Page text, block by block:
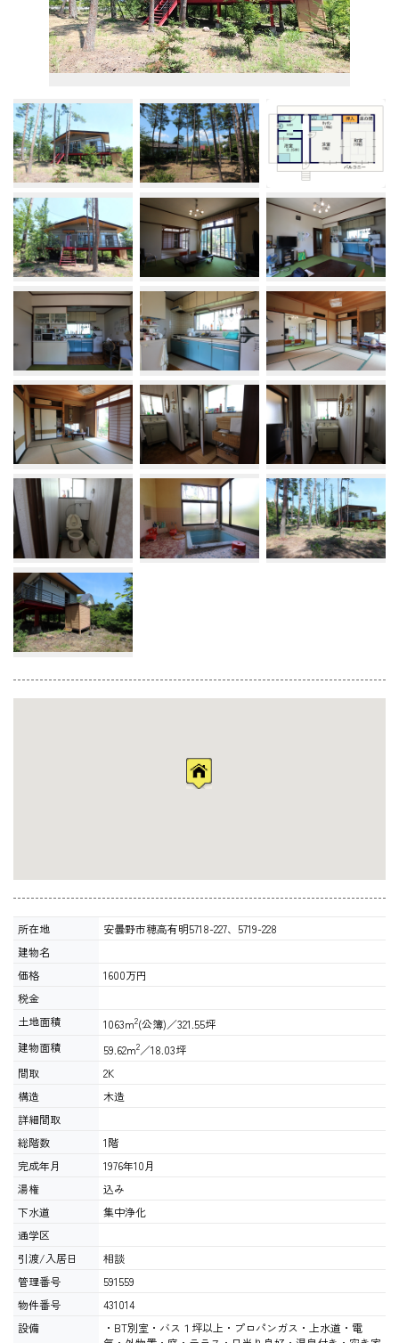
所在地
安曇野市穂高有明5718-227、5719-228
建物名
価格
1600万円
税金
土地面積
1063m2(公簿)／321.55坪
建物面積
59.62m2／18.03坪
間取
2K
構造
木造
詳細間取
総階数
1階
完成年月
1976年10月
湯権
込み
下水道
集中浄化
通学区
引渡/入居日
相談
管理番号
591559
物件番号
431014
設備
・BT別室・バス１坪以上・プロパンガス・上水道・電